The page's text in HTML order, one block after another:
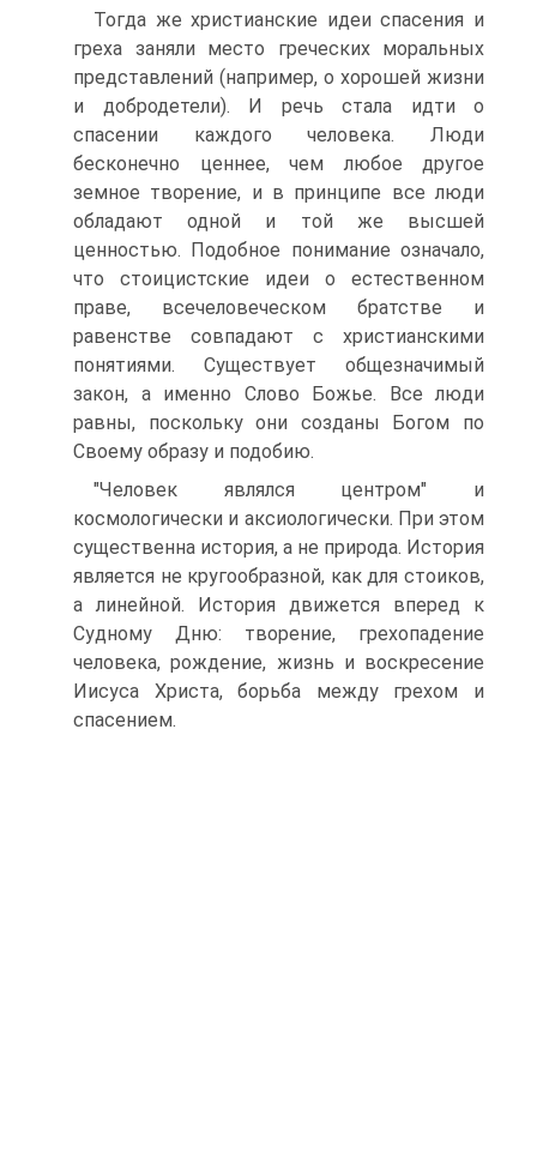
Тогда же христианские идеи спасения и
греха заняли место греческих моральных
представлений (например, о хорошей жизни
и добродетели). И речь стала идти о
спасении каждого человека. Люди
бесконечно ценнее, чем любое другое
земное творение, и в принципе все люди
обладают одной и той же высшей
ценностью. Подобное понимание означало,
что стоицистские идеи о естественном
праве, всечеловеческом братстве и
равенстве совпадают с христианскими
понятиями. Существует общезначимый
закон, а именно Слово Божье. Все люди
равны, поскольку они созданы Богом по
Своему образу и подобию.
"Человек являлся центром" и
космологически и аксиологически. При этом
существенна история, а не природа. История
является не кругообразной, как для стоиков,
а линейной. История движется вперед к
Судному Дню: творение, грехопадение
человека, рождение, жизнь и воскресение
Иисуса Христа, борьба между грехом и
спасением.